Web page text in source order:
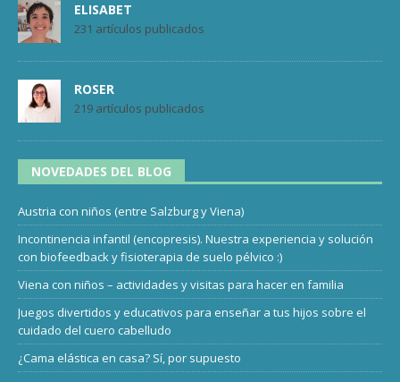
ELISABET
231 artículos publicados
ROSER
219 artículos publicados
NOVEDADES DEL BLOG
Austria con niños (entre Salzburg y Viena)
Incontinencia infantil (encopresis). Nuestra experiencia y solución
con biofeedback y fisioterapia de suelo pélvico :)
Viena con niños – actividades y visitas para hacer en familia
Juegos divertidos y educativos para enseñar a tus hijos sobre el
cuidado del cuero cabelludo
¿Cama elástica en casa? Sí, por supuesto